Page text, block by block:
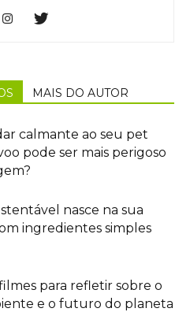
MAIS DO AUTOR
calmante ao seu pet
pode ser mais perigoso
nasce na sua
ingredientes simples
para refletir sobre o
e o futuro do planeta